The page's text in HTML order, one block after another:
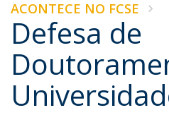
ACONTECE NO FCSE
Defesa de